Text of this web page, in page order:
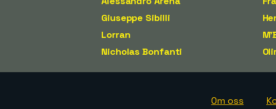
Giuseppe Sibilli
Lorran
Nicholas Bonfanti
Om oss